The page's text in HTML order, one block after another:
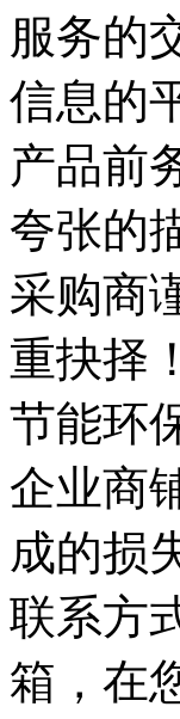
服务的
信息的
产品前
夸张的
采购商
重抉择
节能环
企业商
成的损
联系方
箱，在